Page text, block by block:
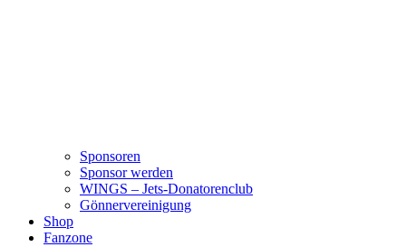
Sponsoren
Sponsor werden
WINGS – Jets-Donatorenclub
Gönnervereinigung
Shop
Fanzone